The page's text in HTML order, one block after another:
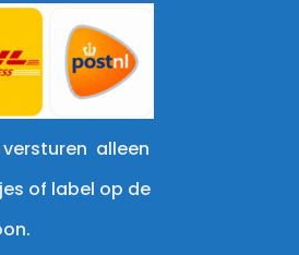
versturen alleen
of label op de